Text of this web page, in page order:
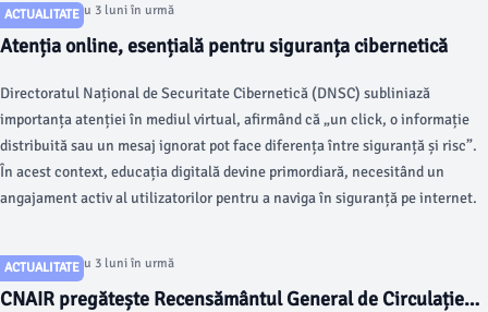
ACTUALITATE
Articol postat cu 3 luni în urmă
Atenția online, esențială pentru siguranța cibernetică
Directoratul Național de Securitate Cibernetică (DNSC) subliniază
importanța atenției în mediul virtual, afirmând că „un click, o informație
distribuită sau un mesaj ignorat pot face diferența între siguranță și risc”.
În acest context, educația digitală devine primordiară, necesitând un
angajament activ al utilizatorilor pentru a naviga în siguranță pe internet.
ACTUALITATE
Articol postat cu 3 luni în urmă
CNAIR pregătește Recensământul General de Circulație